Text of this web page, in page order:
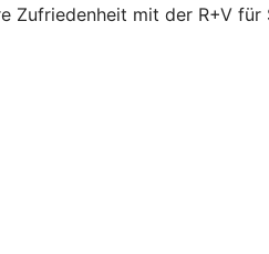
Zufriedenheit mit der R+V